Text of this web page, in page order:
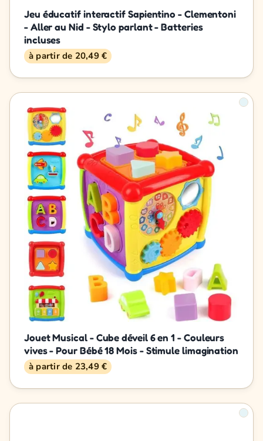
Jeu éducatif interactif Sapientino - Clementoni
- Aller au Nid - Stylo parlant - Batteries
incluses
à partir de 20,49 €
Jouet Musical - Cube déveil 6 en 1 - Couleurs
vives - Pour Bébé 18 Mois - Stimule limagination
à partir de 23,49 €